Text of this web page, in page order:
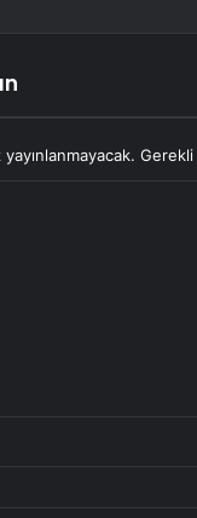
Gerekli